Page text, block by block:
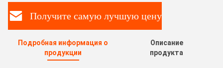
Получите самую лучшую цену
Подробная информация о
продукции
Описание
продукта